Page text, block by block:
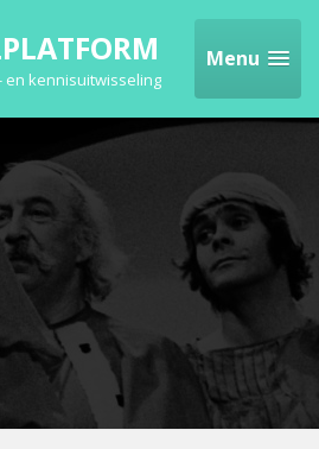
en kennisuitwisseling
Menu